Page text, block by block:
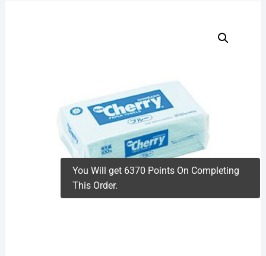
You Will get 6370 Points On Completing
This Order.